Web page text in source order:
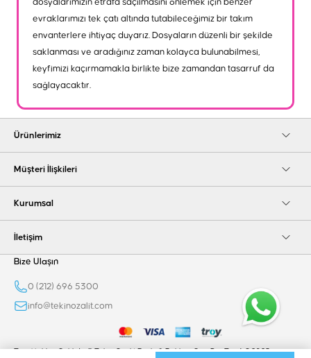
dosyalarımızın etrafa saçılmasını önlemek için benzer
evraklarımızı tek çatı altında tutabileceğimiz bir takım
envanterlere ihtiyaç duyarız. Dosyaların düzenli bir şekilde
saklanması ve aradığınız zaman kolayca bulunabilmesi,
keyfimizi kaçırmamakla birlikte bize zamandan tasarruf da
sağlayacaktır.
Ürünlerimiz
Müşteri İlişkileri
Kurumsal
İletişim
Bize Ulaşın
0 (212) 696 5300
info@tekinozalit.com
Tüm Hakları Saklıdır © Tekin Ozalit Baskı & Reklam San. Dış. Tic. A.Ş 2025